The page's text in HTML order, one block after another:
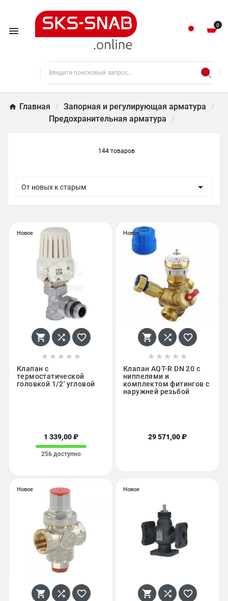
 0
Главная
Запорная и регулирующая арматура
Предохранительная арматура
144 товаров
От новых к старым 
Новое
  
    
Клапан с
термостатической
головкой 1/2' угловой
1 339,00 ₽
256 доступно
Новое
  
    
Клапан AQT-R DN 20 c
ниппелями и
комплектом фитингов с
наружней резьбой
29 571,00 ₽
Новое
  
Новое
  